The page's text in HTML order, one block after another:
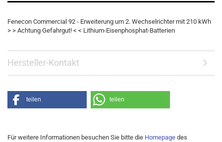
Fenecon Commercial 92 - Erweiterung um 2. Wechselrichter mit 210 kWh
> > Achtung Gefahrgut! < < Lithium-Eisenphosphat-Batterien
Hersteller-Kontakt
teilen teilen
Für weitere Informationen besuchen Sie bitte die Homepage des